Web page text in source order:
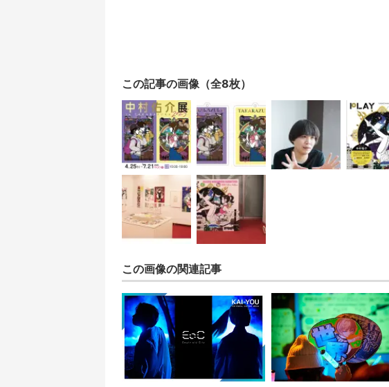
この記事の画像（全8枚）
この画像の関連記事